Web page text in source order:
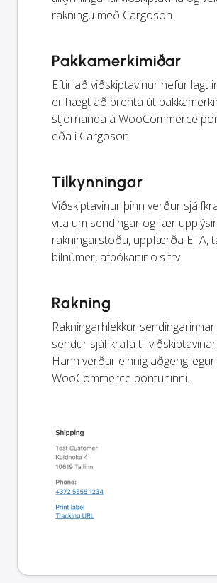
rakningu með Cargoson.
Pakkamerkimiðar
Eftir að viðskiptavinur hefur lagt
er hægt að prenta út
stjórnanda á WooCommerce
eða í Cargoson.
Tilkynningar
Viðskiptavinur þinn verður
vita um sendingar og fær
rakningarstöðu, uppfærða ETA,
bílnúmer, afbókanir o.s.frv.
Rakning
Rakningarhlekkur
sendur sjálfkrafa til
Hann verður einnig aðgengilegur
WooCommerce pöntuninni.